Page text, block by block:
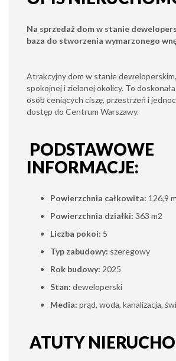
Na sprzedaż dom w stanie
baza do stworzenia wymarzonego
Atrakcyjny dom w stanie
spokojnej i zielonej okolicy. To
osób ceniących ciszę, przestrzeń i
dostęp do Centrum Warszawy.
PODSTAWOWE
INFORMACJE:
Powierzchnia całkowita: 126,9
Powierzchnia działki: 363 m2
Liczba pokoi: 5
Typ zabudowy: szeregowy
Rok budowy: 2025
Stan: deweloperski
Media: prąd, woda, kanalizacja,
ATUTY